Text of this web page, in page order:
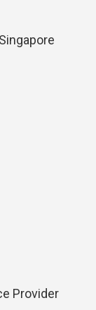
Provider